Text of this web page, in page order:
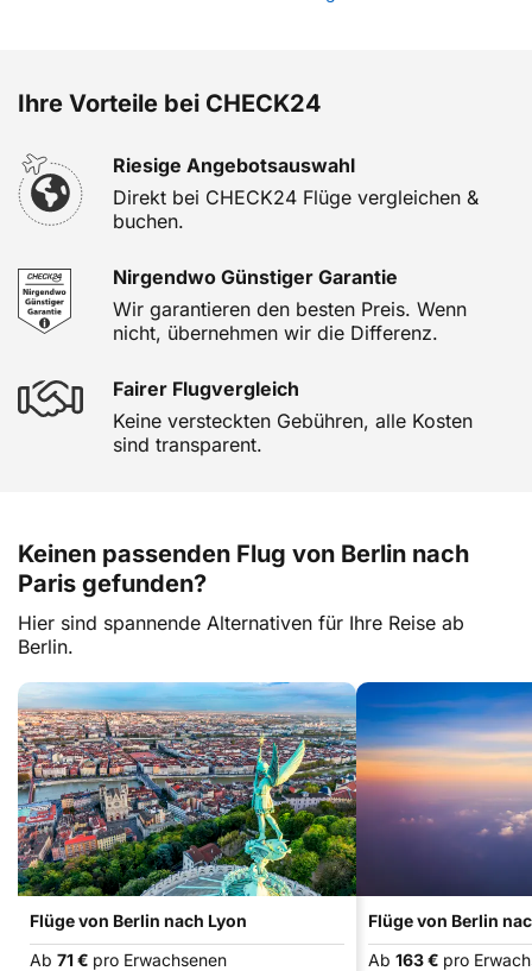
Ihre Vorteile bei CHECK24
Riesige Angebotsauswahl
Direkt bei CHECK24 Flüge vergleichen &
buchen.
Nirgendwo Günstiger Garantie
Wir garantieren den besten Preis. Wenn
nicht, übernehmen wir die Differenz.
Fairer Flugvergleich
Keine versteckten Gebühren, alle Kosten
sind transparent.
Keinen passenden Flug von Berlin nach
Paris gefunden?
Hier sind spannende Alternativen für Ihre Reise ab
Berlin.
Flüge von Berlin nach Lyon
Ab 71 € pro Erwachsenen
Flüge von Berlin
Ab 163 € pro